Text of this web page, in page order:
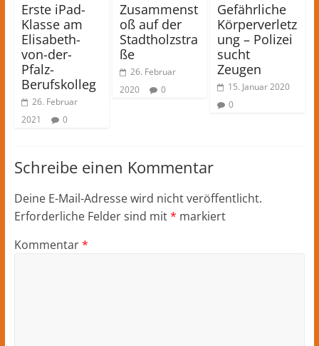
Erste iPad-
Klasse am
Elisabeth-
von-der-
Pfalz-
Berufskolleg
26. Februar
2021
0
Zusammenst
oß auf der
Stadtholzstra
ße
26. Februar
2020
0
Gefährliche
Körperverletz
ung – Polizei
sucht
Zeugen
15. Januar 2020
0
Schreibe einen Kommentar
Deine E-Mail-Adresse wird nicht veröffentlicht.
Erforderliche Felder sind mit* markiert
Kommentar*